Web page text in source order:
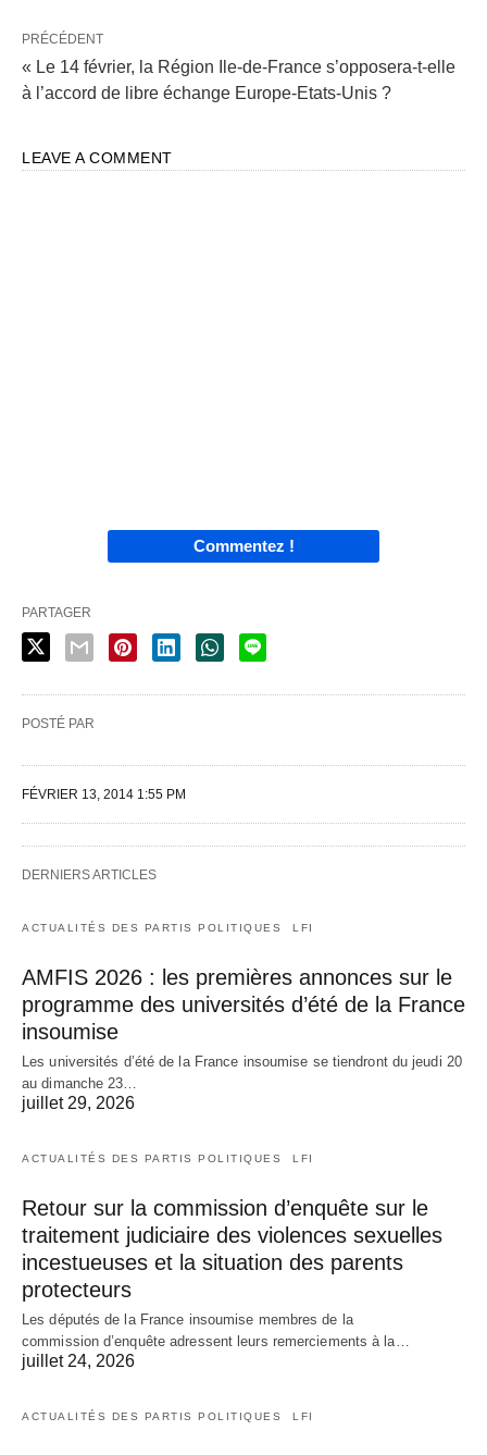
PRÉCÉDENT
« Le 14 février, la Région Ile-de-France s’opposera-t-elle
à l’accord de libre échange Europe-Etats-Unis ?
LEAVE A COMMENT
Commentez !
PARTAGER
POSTÉ PAR
FÉVRIER 13, 2014 1:55 PM
DERNIERS ARTICLES
ACTUALITÉS DES PARTIS POLITIQUES LFI
AMFIS 2026 : les premières annonces sur le
programme des universités d’été de la France
insoumise
Les universités d’été de la France insoumise se tiendront du jeudi 20
au dimanche 23…
juillet 29, 2026
ACTUALITÉS DES PARTIS POLITIQUES LFI
Retour sur la commission d’enquête sur le
traitement judiciaire des violences sexuelles
incestueuses et la situation des parents
protecteurs
Les députés de la France insoumise membres de la
commission d’enquête adressent leurs remerciements à la…
juillet 24, 2026
ACTUALITÉS DES PARTIS POLITIQUES LFI